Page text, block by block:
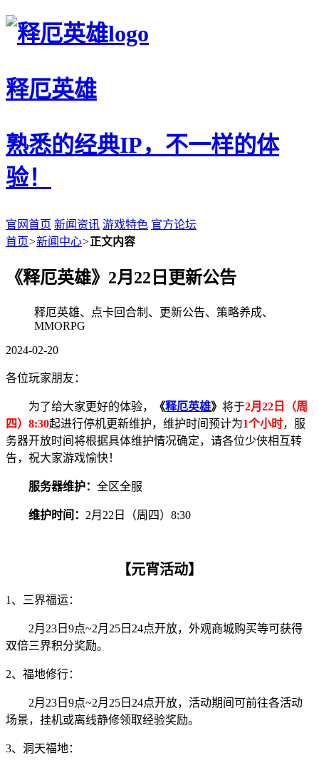
释厄英雄
熟悉的经典IP，不一样的体
验！
官网首页 新闻资讯 游戏特色 官方论坛
首页>新闻中心>正文内容
《释厄英雄》2月22日更新公告
释厄英雄、点卡回合制、更新公告、策略养成、
MMORPG
2024-02-20
各位玩家朋友：
为了给大家更好的体验， 《释厄英雄》 将于2月22日（周
四）8:30起进行停机更新维护，维护时间预计为1个小时，服
务器开放时间将根据具体维护情况确定，请各位少侠相互转
告，祝大家游戏愉快！
服务器维护： 全区全服
维护时间： 2月22日（周四）8:30
【元宵活动】
1、三界福运：
2月23日9点~2月25日24点开放，外观商城购买等可获得
双倍三界积分奖励。
2、福地修行：
2月23日9点~2月25日24点开放，活动期间可前往各活动
场景，挂机或离线静修领取经验奖励。
3、洞天福地：